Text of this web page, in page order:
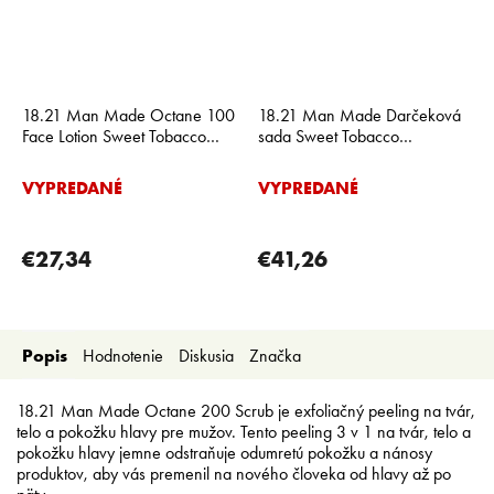
18.21 Man Made Octane 100
Face Lotion Sweet Tobacco
VYPREDANÉ
€27,34
18.21 Man Made Darčeková
sada Sweet Tobacco
Detox mydla (198g)
VYPREDANÉ
€41,26
Popis Hodnotenie Diskusia Značka
18.21 Man Made Octane 200 Scrub je exfoliačný peeling na tvár,
telo a pokožku hlavy pre mužov. Tento peeling 3 v 1 na tvár, telo a
pokožku hlavy jemne odstraňuje odumretú pokožku a nánosy
produktov, aby vás premenil na nového človeka od hlavy až po